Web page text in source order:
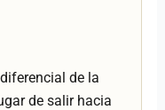
de la
de salir hacia